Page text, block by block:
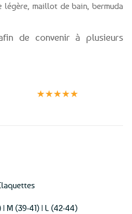
légère, maillot de bain, bermuda
de convenir à plusieurs
★★★★★
| M (39-41) | L (42-44)